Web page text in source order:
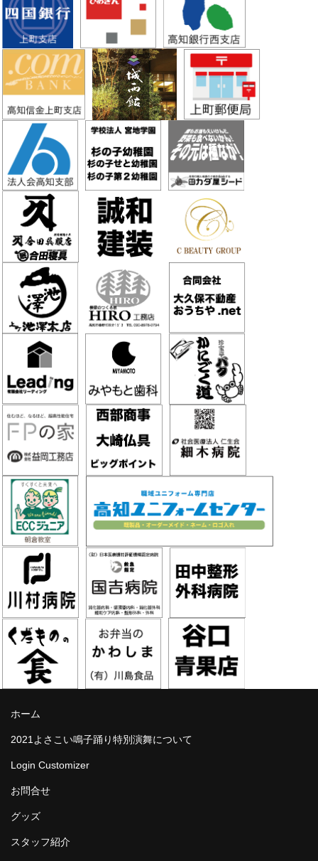
ホーム
2021よさこい鳴子踊り特別演舞について
Login Customizer
お問合せ
グッズ
スタッフ紹介